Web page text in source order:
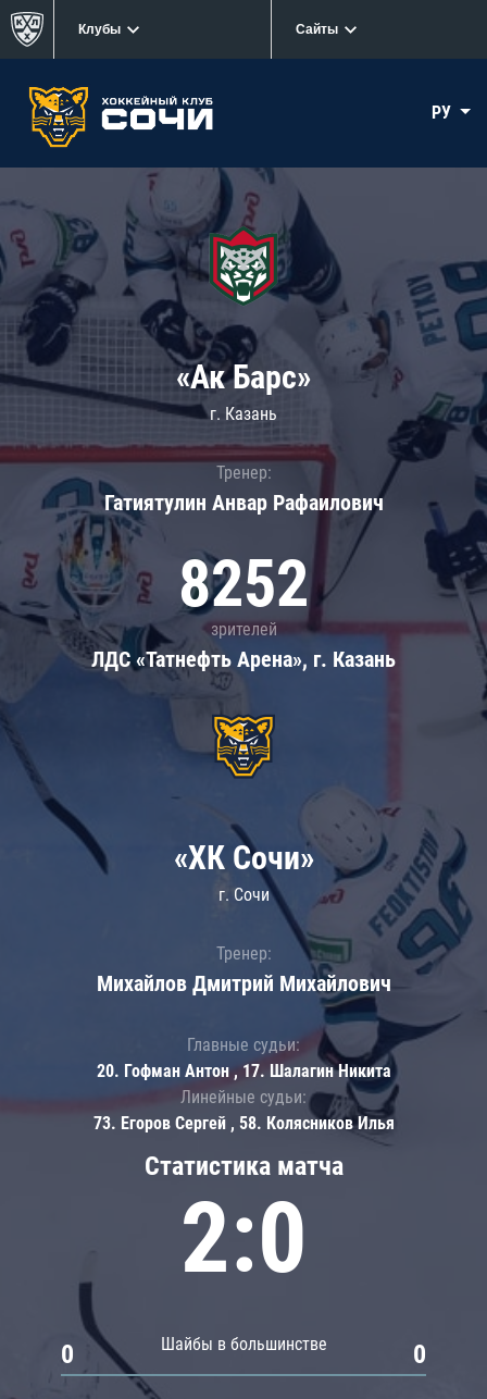
Клубы Сайты
РУ
«Ак Барс»
г. Казань
Тренер:
Гатиятулин Анвар Рафаилович
8252
зрителей
ЛДС «Татнефть Арена», г. Казань
Статистика матча
2:0
Шайбы в большинстве
0 0
«ХК Сочи»
г. Сочи
Тренер:
Михайлов Дмитрий Михайлович
Главные судьи:
20. Гофман Антон , 17. Шалагин Никита
Линейные судьи:
73. Егоров Сергей , 58. Колясников Илья